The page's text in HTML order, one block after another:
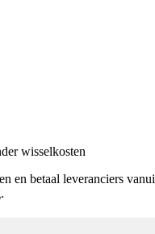
wisselkosten
en betaal leveranciers